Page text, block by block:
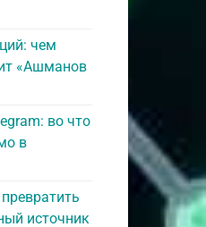
чем
«Ашманов
во что
в
источник